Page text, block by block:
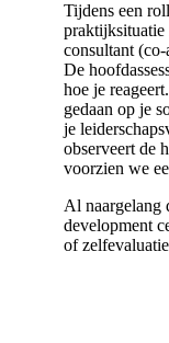
Tijdens een
praktijksituatie
consultant
De
hoe je
gedaan op je
je
observeert de
voorzien we
Al naargelang
development
of